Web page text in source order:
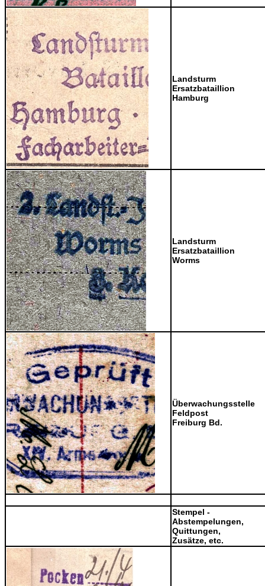
Landsturm
Ersatzbataillion
Hamburg
Landsturm
Ersatzbataillion
Worms
Überwachungsstelle
Feldpost
Freiburg Bd.
Stempel -
Abstempelungen,
Quittungen,
Zusätze, etc.